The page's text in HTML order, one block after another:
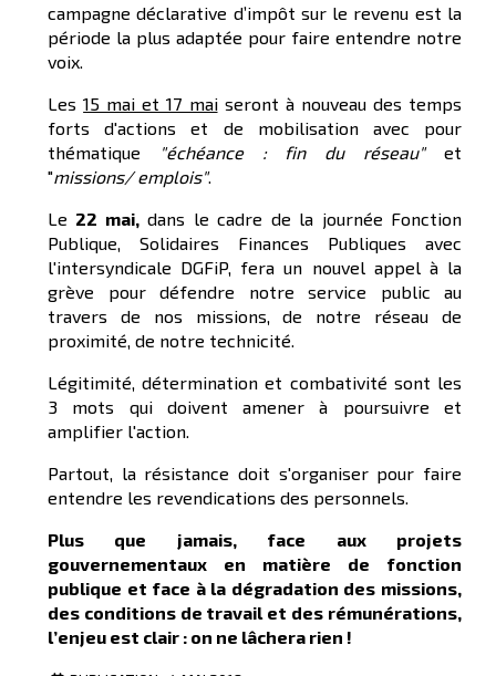
campagne déclarative d’impôt sur le revenu est la
période la plus adaptée pour faire entendre notre
voix.
Les15 mai et 17 maiseront à nouveau des temps
forts d'actions et de mobilisation avec pour
thématique "échéance : fin du réseau"et
"missions/ emplois".
Le 22 mai,dans le cadre de la journée Fonction
Publique, Solidaires Finances Publiques avec
l'intersyndicale DGFiP, fera un nouvel appel à la
grève pour défendre notre service public au
travers de nos missions, de notre réseau de
proximité, de notre technicité.
Légitimité, détermination et combativité sont les
3 mots qui doivent amener à poursuivre et
amplifier l'action.
Partout, la résistance doit s'organiser pour faire
entendre les revendications des personnels.
Plus que jamais, face aux projets
gouvernementaux en matière de fonction
publique et face à la dégradation des missions,
des conditions de travail et des rémunérations,
l’enjeu est clair : on ne lâchera rien !